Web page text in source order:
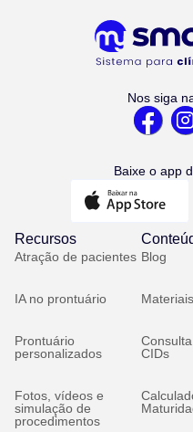
Nos siga
Baixe o app
Recursos
Atração de pacientes
IA no prontuário
Prontuário
personalizados
Fotos, vídeos e
simulação de
procedimentos
Blog
CIDs